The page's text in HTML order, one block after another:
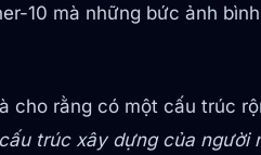
10 mà những bức ảnh
rằng có một cấu trúc
trúc xây dựng của người